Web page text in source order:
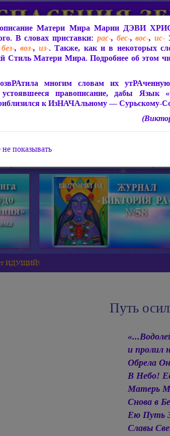
Матери Мира
Живое
Статьи,
ИДУЩИЙ!
Путь
и пролил
Обрела
В Небо!
Матерь
Снова в
Ею Путь
Славы
Матери Мира Марии ДЭВИ
В словах приставки: рас-, бес-,вос-, ис-
без-, воз-,из-. Также, как и в некоторых
Стиль Матери Мира. Подробнее об этом
многим словам их утРАченную
правописание, дабы Язык
к ИзНАЧАльному — Сурьскому-
показывать